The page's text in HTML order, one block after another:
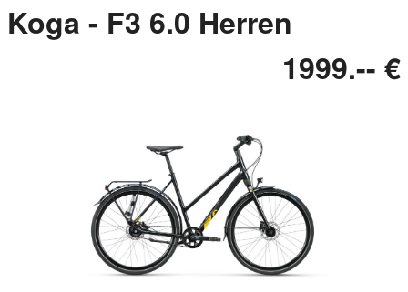
Koga - F3 6.0 Herren
1999.-- €